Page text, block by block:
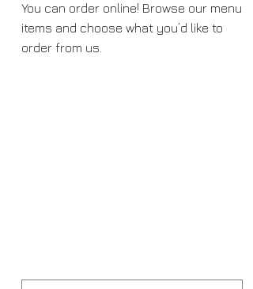
You can order online! Browse our menu
items and choose what you’d like to
order from us.